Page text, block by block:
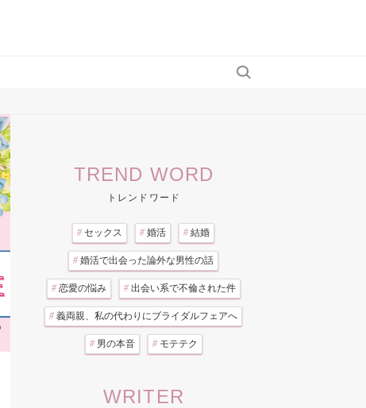
TREND WORD
トレンドワード
# セックス # 婚活 # 結婚
# 婚活で出会った論外な男性の話
# 恋愛の悩み # 出会い系で不倫された件
# 義両親、私の代わりにブライダルフェアへ
# 男の本音 # モテテク
WRITER